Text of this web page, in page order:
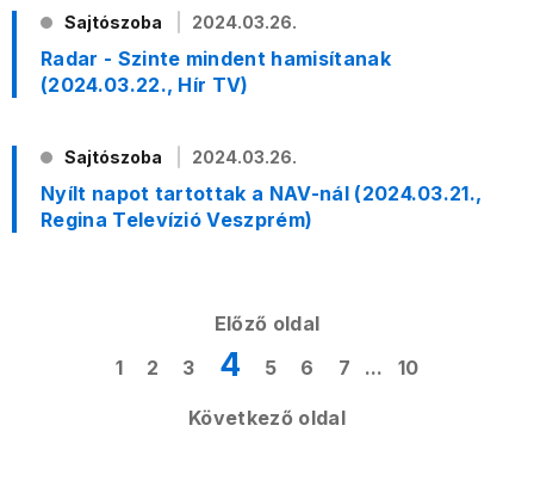
Sajtószoba 2024.03.26.
Radar - Szinte mindent hamisítanak
(2024.03.22., Hír TV)
Sajtószoba 2024.03.26.
Nyílt napot tartottak a NAV-nál (2024.03.21.,
Regina Televízió Veszprém)
Előző oldal
1
2 3 4 5 6 7 ... 10
Következő oldal